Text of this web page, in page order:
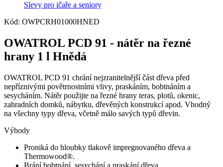
Slevy pro ičaře a seniory
Kód: OWPCRH01000HNED
OWATROL PCD 91 - nátěr na řezné
hrany 1 l Hnědá
OWATROL PCD 91 chrání nejzranitelnější část dřeva před
nepříznivými povětrnostními vlivy, praskáním, bobtnáním a
sesycháním. Nátěr použijte na řezné hrany teras, plotů, okenic,
zahradních domků, nábytku, dřevěných konstrukcí apod. Vhodný
na všechny typy dřeva, včetně málo savých typů dřevin.
Výhody
Proniká do hloubky tlakově impregnovaného dřeva a
Thermowood®.